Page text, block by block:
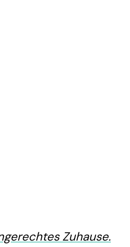
Zuhause.